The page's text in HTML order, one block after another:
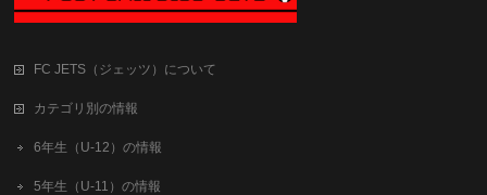
FC JETS（ジェッツ）について
カテゴリ別の情報
6年生（U-12）の情報
5年生（U-11）の情報